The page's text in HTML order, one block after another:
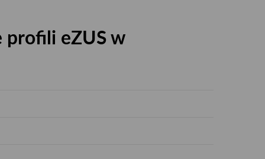
profili eZUS w